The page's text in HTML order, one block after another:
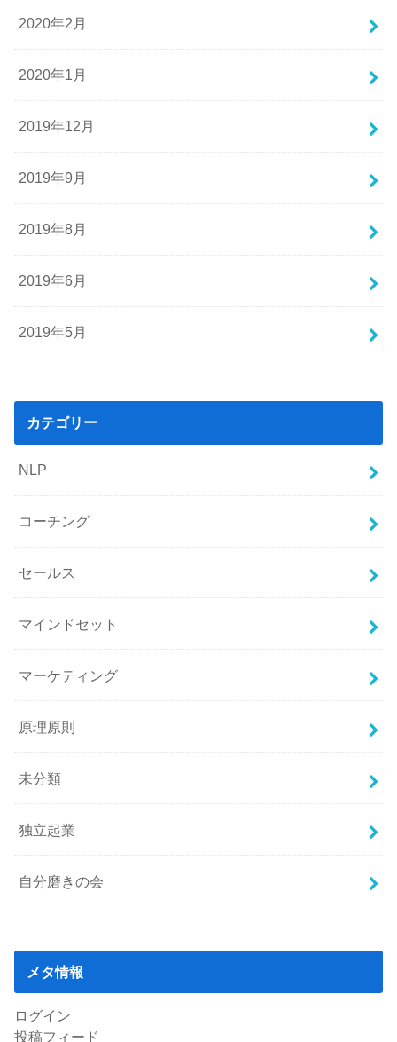
2020年2月
2020年1月
2019年12月
2019年9月
2019年8月
2019年6月
2019年5月
カテゴリー
NLP
コーチング
セールス
マインドセット
マーケティング
原理原則
未分類
独立起業
自分磨きの会
メタ情報
ログイン
投稿フィード